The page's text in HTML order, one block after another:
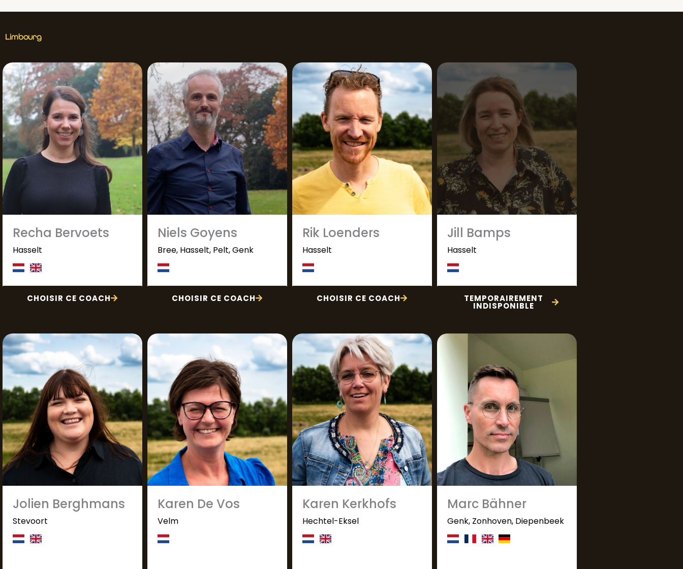
Limbourg
Recha Bervoets
Hasselt
CHOISIR CE COACH
Niels Goyens
Bree, Hasselt, Pelt, Genk
CHOISIR CE COACH
Rik Loenders
Hasselt
CHOISIR CE COACH
Jill Bamps
Hasselt
TEMPORAIREMENT
INDISPONIBLE
Jolien Berghmans
Stevoort
Karen De Vos
Velm
Karen Kerkhofs
Hechtel-Eksel
Marc Bähner
Genk, Zonhoven, Diepenbeek